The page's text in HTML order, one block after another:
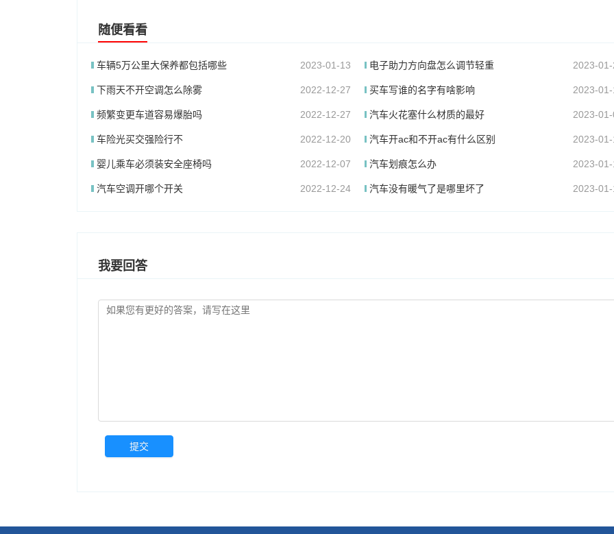
随便看看
车辆5万公里大保养都包括哪些 2023-01-13 电子助力方向盘怎么调节轻重 2023-
下雨天不开空调怎么除雾 2022-12-27 买车写谁的名字有啥影响 2023-
频繁变更车道容易爆胎吗 2022-12-27 汽车火花塞什么材质的最好 2023-
车险光买交强险行不 2022-12-20 汽车开ac和不开ac有什么区别 2023-
婴儿乘车必须装安全座椅吗 2022-12-07 汽车划痕怎么办 2023-
汽车空调开哪个开关 2022-12-24 汽车没有暖气了是哪里坏了 2023-
我要回答
提交